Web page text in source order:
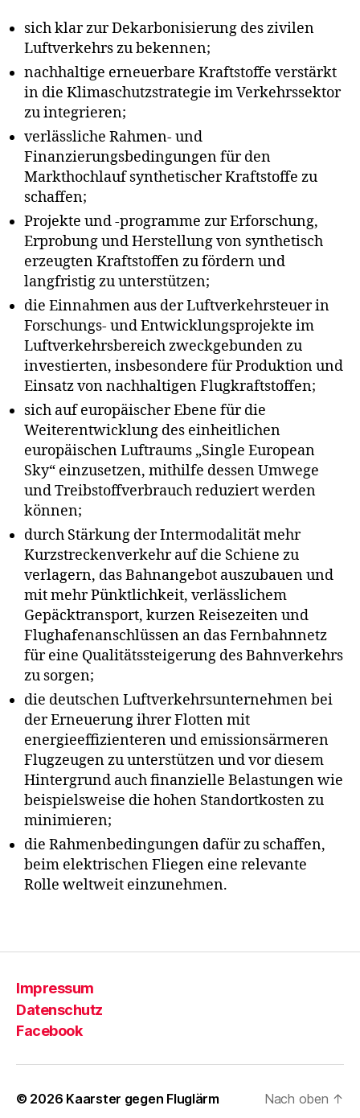
sich klar zur Dekarbonisierung des zivilen
Luftverkehrs zu bekennen;
nachhaltige erneuerbare Kraftstoffe verstärkt
in die Klimaschutzstrategie im Verkehrssektor
zu integrieren;
verlässliche Rahmen- und
Finanzierungsbedingungen für den
Markthochlauf synthetischer Kraftstoffe zu
schaffen;
Projekte und -programme zur Erforschung,
Erprobung und Herstellung von synthetisch
erzeugten Kraftstoffen zu fördern und
langfristig zu unterstützen;
die Einnahmen aus der Luftverkehrsteuer in
Forschungs- und Entwicklungsprojekte im
Luftverkehrsbereich zweckgebunden zu
investierten, insbesondere für Produktion und
Einsatz von nachhaltigen Flugkraftstoffen;
sich auf europäischer Ebene für die
Weiterentwicklung des einheitlichen
europäischen Luftraums „Single European
Sky“ einzusetzen, mithilfe dessen Umwege
und Treibstoffverbrauch reduziert werden
können;
durch Stärkung der Intermodalität mehr
Kurzstreckenverkehr auf die Schiene zu
verlagern, das Bahnangebot auszubauen und
mit mehr Pünktlichkeit, verlässlichem
Gepäcktransport, kurzen Reisezeiten und
Flughafenanschlüssen an das Fernbahnnetz
für eine Qualitätssteigerung des Bahnverkehrs
zu sorgen;
die deutschen Luftverkehrsunternehmen bei
der Erneuerung ihrer Flotten mit
energieeffizienteren und emissionsärmeren
Flugzeugen zu unterstützen und vor diesem
Hintergrund auch finanzielle Belastungen wie
beispielsweise die hohen Standortkosten zu
minimieren;
die Rahmenbedingungen dafür zu schaffen,
beim elektrischen Fliegen eine relevante
Rolle weltweit einzunehmen.
B
u
n
d
e
st
a
g
s
w
a
hl
C
D
U,
Di
e
Li
n
k
s
c
h
tz
L
Impressum
Datenschutz
Facebook
© 2026 Kaarster gegen Fluglärm Nach oben ↑